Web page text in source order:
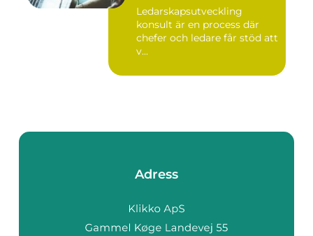
Ledarskapsutveckling
konsult är en process där
chefer och ledare får stöd att
v...
Adress